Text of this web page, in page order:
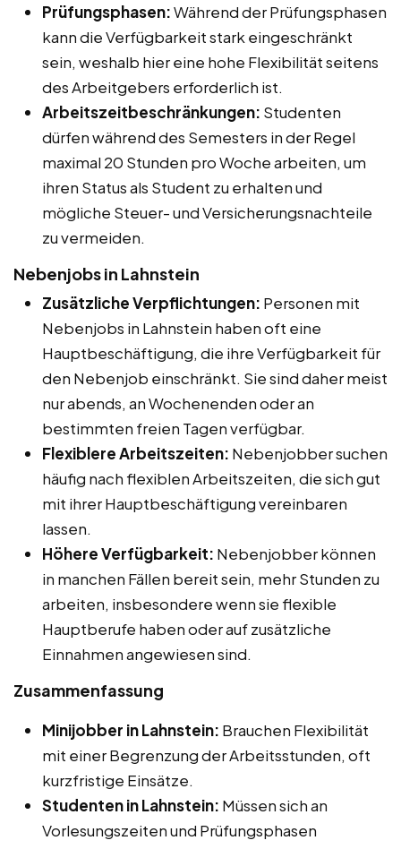
Prüfungsphasen:Während der Prüfungsphasen
kann die Verfügbarkeit stark eingeschränkt
sein, weshalb hier eine hohe Flexibilität seitens
des Arbeitgebers erforderlich ist.
Arbeitszeitbeschränkungen: Studenten
dürfen während des Semesters in der Regel
maximal 20 Stunden pro Woche arbeiten, um
ihren Status als Student zu erhalten und
mögliche Steuer- und Versicherungsnachteile
zu vermeiden.
Nebenjobs in Lahnstein
Zusätzliche Verpflichtungen: Personen mit
Nebenjobs in Lahnstein haben oft eine
Hauptbeschäftigung, die ihre Verfügbarkeit für
den Nebenjob einschränkt. Sie sind daher meist
nur abends, an Wochenenden oder an
bestimmten freien Tagen verfügbar.
Flexiblere Arbeitszeiten: Nebenjobber suchen
häufig nach flexiblen Arbeitszeiten, die sich gut
mit ihrer Hauptbeschäftigung vereinbaren
lassen.
Höhere Verfügbarkeit: Nebenjobber können
in manchen Fällen bereit sein, mehr Stunden zu
arbeiten, insbesondere wenn sie flexible
Hauptberufe haben oder auf zusätzliche
Einnahmen angewiesen sind.
Zusammenfassung
Minijobber in Lahnstein: Brauchen Flexibilität
mit einer Begrenzung der Arbeitsstunden, oft
kurzfristige Einsätze.
Studenten in Lahnstein: Müssen sich an
Vorlesungszeiten und Prüfungsphasen